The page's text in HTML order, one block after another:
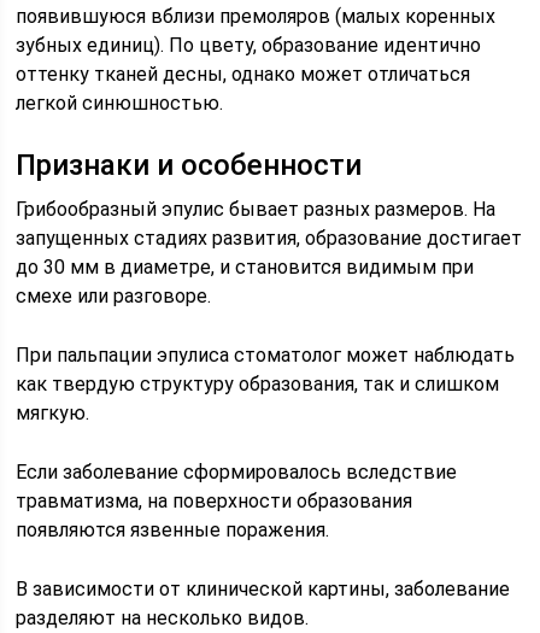
появившуюся вблизи премоляров (малых коренных
зубных единиц). По цвету, образование идентично
оттенку тканей десны, однако может отличаться
легкой синюшностью.
Признаки и особенности
Грибообразный эпулис бывает разных размеров. На
запущенных стадиях развития, образование достигает
до 30 мм в диаметре, и становится видимым при
смехе или разговоре.
При пальпации эпулиса стоматолог может наблюдать
как твердую структуру образования, так и слишком
мягкую.
Если заболевание сформировалось вследствие
травматизма, на поверхности образования
появляются язвенные поражения.
В зависимости от клинической картины, заболевание
разделяют на несколько видов.